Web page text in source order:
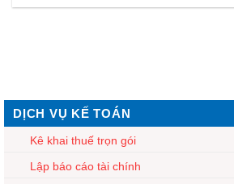
DỊCH VỤ KẾ TOÁN
Kê khai thuế trọn gói
Lập báo cáo tài chính